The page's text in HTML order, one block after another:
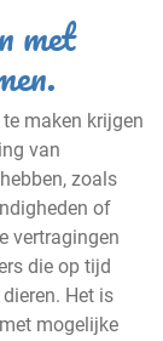
met
maken krijgen
van
zoals
of
vertragingen
die op tijd
Het is
mogelijke